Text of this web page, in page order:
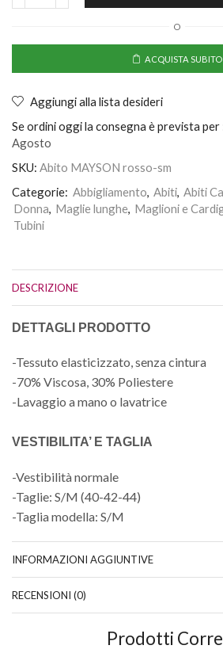
O
ACQUISTA SUBITO
Aggiungi alla lista desideri
Se ordini oggi la consegna è prevista per
Agosto
SKU: Abito MAYSON rosso-sm
Categorie: Abbigliamento, Abiti, Abiti
Donna, Maglie lunghe, Maglioni e
Tubini
DESCRIZIONE
DETTAGLI PRODOTTO
-Tessuto elasticizzato, senza cintura
-70% Viscosa, 30% Poliestere
-Lavaggio a mano o lavatrice
VESTIBILITA’ E TAGLIA
-Vestibilità normale
-Taglie: S/M (40-42-44)
-Taglia modella: S/M
INFORMAZIONI AGGIUNTIVE
RECENSIONI (0)
Prodotti